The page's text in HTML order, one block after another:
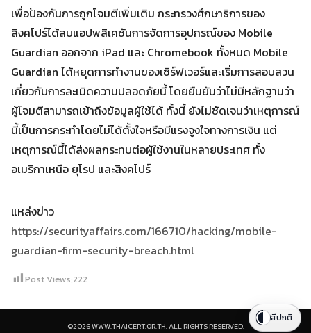
เพื่อป้องกันการถูกโจมตีเพิ่มเติม กระทรวงศึกษาธิการของ
สิงคโปร์ได้ลบแอปพลิเคชันการจัดการอุปกรณ์ของ Mobile
Guardian ออกจาก iPad และ Chromebook ทั้งหมด Mobile
Guardian ได้หยุดการทำงานของเซิร์ฟเวอร์และเริ่มการสอบสวน
เกี่ยวกับการละเมิดความปลอดภัยนี้ โดยยืนยันว่าไม่มีหลักฐานว่า
ผู้โจมตีสามารถเข้าถึงข้อมูลผู้ใช้ได้ ทั้งนี้ ยังไม่ชัดเจนว่าเหตุการณ์
นี้เป็นการกระทำโดยไม่ได้ตั้งใจหรือมีแรงจูงใจทางการเงิน แต่
เหตุการณ์นี้ได้ส่งผลกระทบต่อผู้ใช้งานในหลายประเทศ ทั้ง
อเมริกาเหนือ ยุโรป และสิงคโปร์
แหล่งข่าว
https://securityaffairs.com/166710/hacking/mobile-
guardian-firm-security-breach.html
Post Views:222
©2026 WWW.THAICERT.OR.TH. ALL RIGHTS RESERVED.
สีปกติ